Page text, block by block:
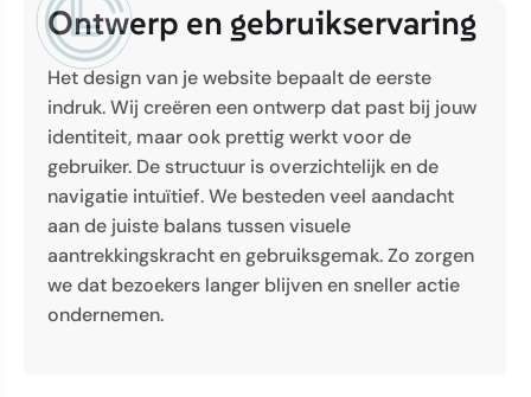
Ontwerp en gebruikservaring
Het design van je website bepaalt de eerste
indruk. Wij creëren een ontwerp dat past bij jouw
identiteit, maar ook prettig werkt voor de
gebruiker. De structuur is overzichtelijk en de
navigatie intuïtief. We besteden veel aandacht
aan de juiste balans tussen visuele
aantrekkingskracht en gebruiksgemak. Zo zorgen
we dat bezoekers langer blijven en sneller actie
ondernemen.